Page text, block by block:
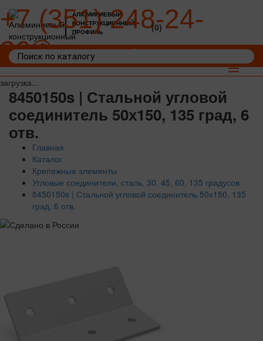
загрузка...
АЛЮМИНИЕВЫЙ
КОНСТРУКЦИОННЫЙ
ПРОФИЛЬ
+7 (351) 248-24-
36
(0)
Toggle
8450150s | Стальной угловой
соединитель 50х150, 135 град, 6
отв.
Главная
Каталог
Крепежные элементы
Угловые соединители, сталь, 30, 45, 60, 135 градусов
8450150s | Стальной угловой соединитель 50х150, 135
град, 6 отв.